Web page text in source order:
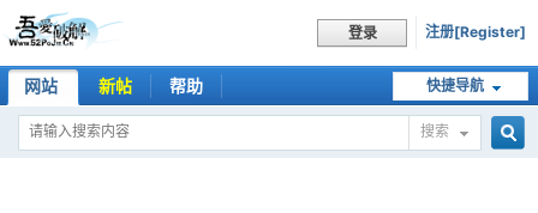
登录 注册[Register]
快捷导航
网站 新帖 帮助
搜索